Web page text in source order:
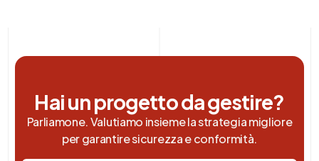
Hai un progetto da gestire?
Parliamone. Valutiamo insieme la strategia migliore
per garantire sicurezza e conformità.